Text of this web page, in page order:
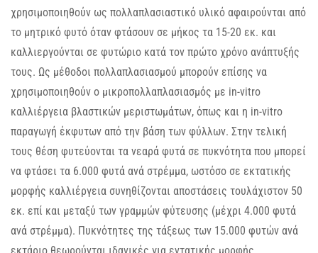
χρησιμοποιηθούν ως πολλαπλασιαστικό υλικό αφαιρούνται από
το μητρικό φυτό όταν φτάσουν σε μήκος τα 15-20 εκ. και
καλλιεργούνται σε φυτώριο κατά τον πρώτο χρόνο ανάπτυξής
τους. Ως μέθοδοι πολλαπλασιασμού μπορούν επίσης να
χρησιμοποιηθούν ο μικροπολλαπλασιασμός με in-vitro
καλλιέργεια βλαστικών μεριστωμάτων, όπως και η in-vitro
παραγωγή έκφυτων από την βάση των φύλλων. Στην τελική
τους θέση φυτεύονται τα νεαρά φυτά σε πυκνότητα που μπορεί
να φτάσει τα 6.000 φυτά ανά στρέμμα, ωστόσο σε εκτατικής
μορφής καλλιέργεια συνηθίζονται αποστάσεις τουλάχιστον 50
εκ. επί και μεταξύ των γραμμών φύτευσης (μέχρι 4.000 φυτά
ανά στρέμμα). Πυκνότητες της τάξεως των 15.000 φυτών ανά